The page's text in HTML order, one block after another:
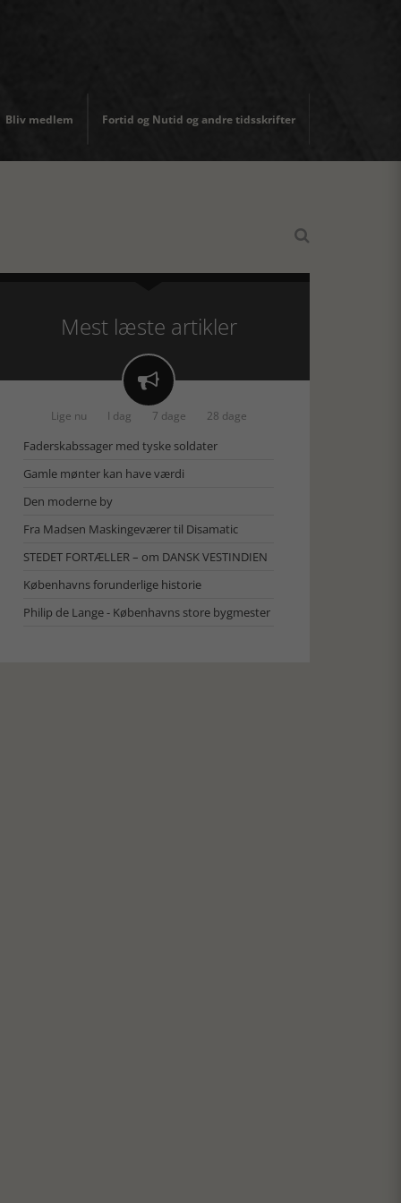
Bliv medlem Fortid og Nutid og andre tidsskrifter

Mest læste artikler

Lige nu I dag 7 dage 28 dage
Faderskabssager med tyske soldater
Gamle mønter kan have værdi
Den moderne by
Fra Madsen Maskingeværer til Disamatic
STEDET FORTÆLLER – om DANSK VESTINDIEN
Københavns forunderlige historie
Philip de Lange - Københavns store bygmester